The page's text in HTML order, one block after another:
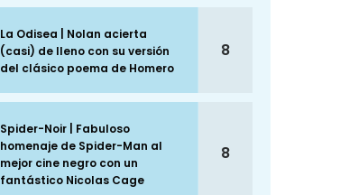
La Odisea | Nolan acierta
(casi) de lleno con su versión
del clásico poema de Homero
8
Spider-Noir | Fabuloso
homenaje de Spider-Man al
mejor cine negro con un
fantástico Nicolas Cage
8